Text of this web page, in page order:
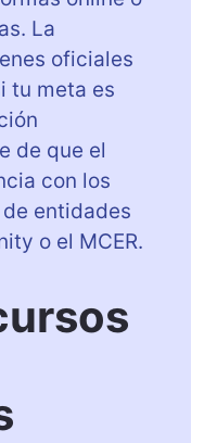
La
oficiales
tu meta es
de que el
con los
entidades
o el MCER.